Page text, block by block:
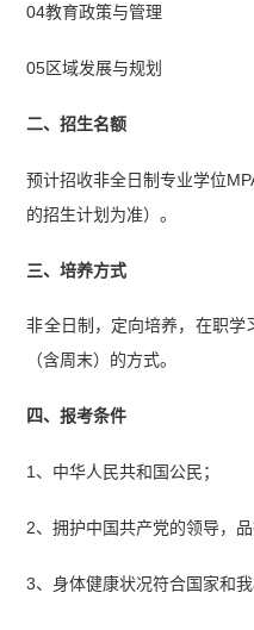
04教育政策与管理
05区域发展与规划
二、招生名额
预计招收非全日制专业学位
的招生计划为准）。
三、培养方式
非全日制，定向培养，在职学
（含周末）的方式。
四、报考条件
1、中华人民共和国公民；
2、拥护中国共产党的领导，品
3、身体健康状况符合国家和我